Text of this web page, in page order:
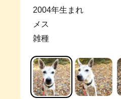
2004年生まれ
メス
雑種